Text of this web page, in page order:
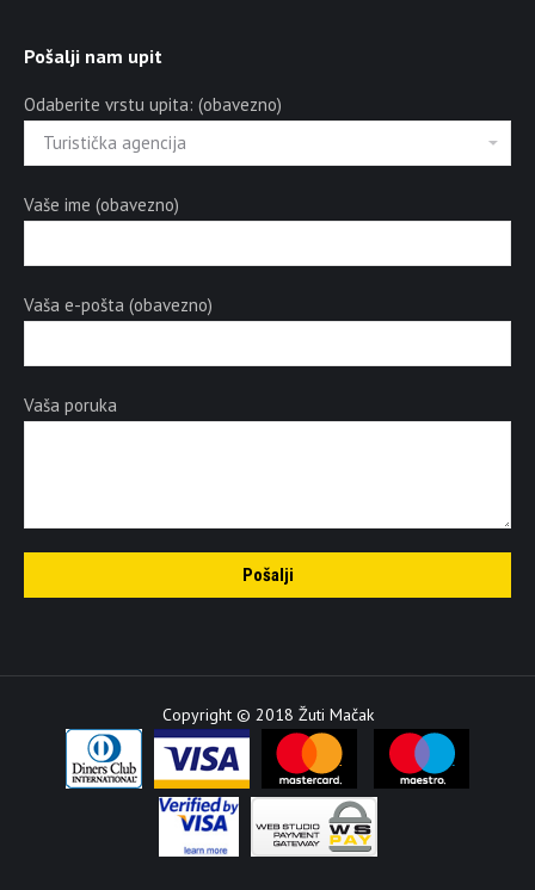
Pošalji nam upit
Odaberite vrstu upita: (obavezno)
Vaše ime (obavezno)
Vaša e-pošta (obavezno)
Vaša poruka
Copyright © 2018 Žuti Mačak